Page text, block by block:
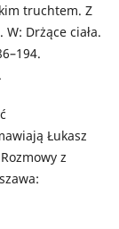
truchtem. Z
Drżące ciała.
Łukasz
z